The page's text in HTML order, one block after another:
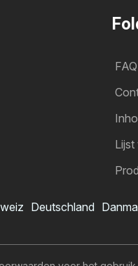
FAQ
Lijst
Deutschland